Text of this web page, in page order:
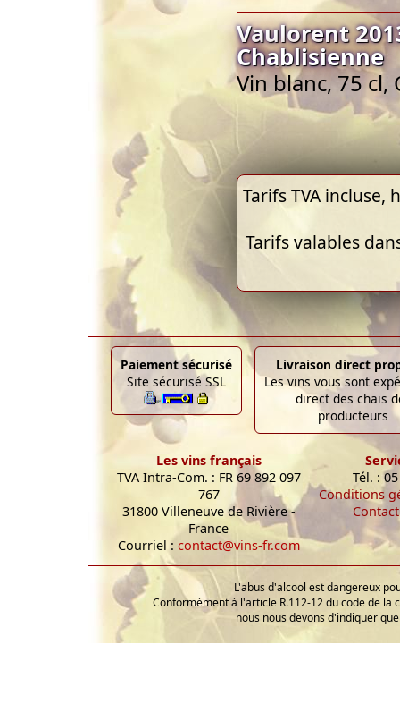
Vaulorent
Chablisienne
Vin blanc, 75 cl,
Tarifs TVA
Tarifs valables
Paiement sécurisé
Site sécurisé SSL
Livraison direct
Les vins vous sont
direct des chais
producteurs
Les vins français
TVA Intra-Com. : FR 69 892 097
767
31800 Villeneuve de Rivière -
France
Courriel : contact@vins-fr.com
Tél. :
Conditions
Contact
L'abus d'alcool est dangereux
Conformément à l'article R.112-12 du code de la
nous nous devons d'indiquer